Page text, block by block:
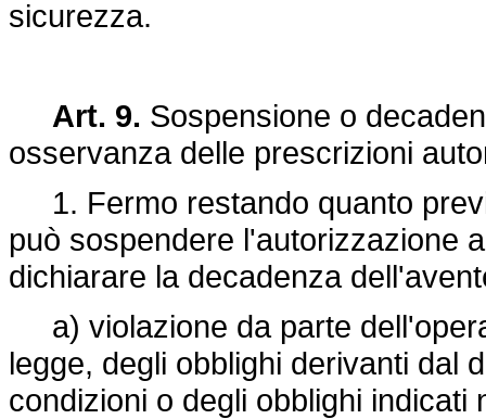
sicurezza.
Art. 9. Sospensione o
osservanza delle prescrizioni
1. Fermo restando quanto
può sospendere l'autorizzazione
dichiarare la decadenza
a) violazione da parte
legge, degli obblighi derivanti dal
condizioni o degli obblighi indicati